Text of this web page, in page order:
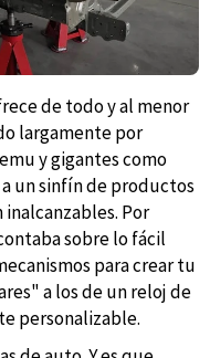
de todo y al menor
largamente por
y gigantes como
un sinfín de productos
Por
sobre lo fácil
para crear tu
a los de un reloj de
personalizable.